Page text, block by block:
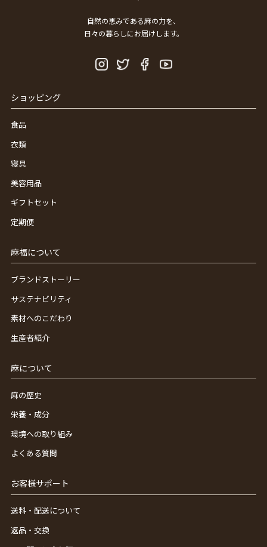
自然の恵みである麻の力を、
日々の暮らしにお届けします。
ショッピング
食品
衣類
寝具
美容用品
ギフトセット
定期便
麻福について
ブランドストーリー
サステナビリティ
素材へのこだわり
生産者紹介
麻について
麻の歴史
栄養・成分
環境への取り組み
よくある質問
お客様サポート
送料・配送について
返品・交換